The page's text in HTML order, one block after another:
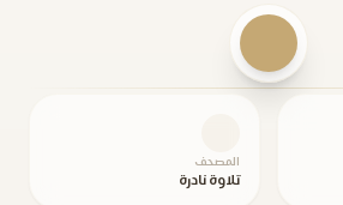
المصحف
تلاوة نادرة